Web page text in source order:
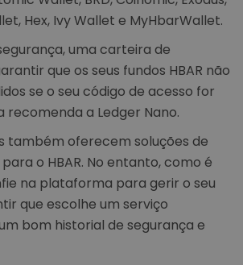
Hex, Ivy Wallet e MyHbarWallet.
uma carteira de
que os seus fundos HBAR não
se o seu código de acesso for
recomenda a Ledger Nano.
também oferecem soluções de
o HBAR. No entanto, como é
na plataforma para gerir o seu
que escolhe um serviço
bom historial de segurança e